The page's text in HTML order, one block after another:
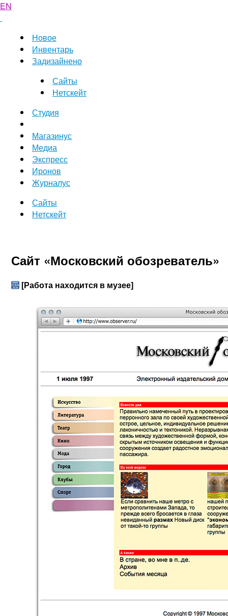
EN
Новое
Инвентарь
Задизайнено
Сайты
Нетскейт
Студия
Магазинус
Медиа
Экспресс
Иронов
Журналус
Сайты
Нетскейт
Сайт «Московский обозреватель»
[Работа находится в музее]